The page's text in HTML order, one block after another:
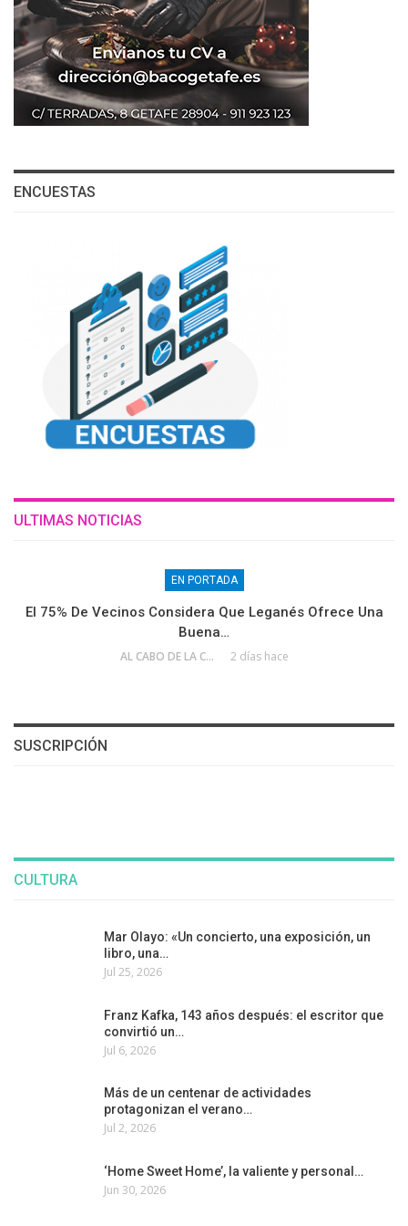
ENCUESTAS
ULTIMAS NOTICIAS
EN PORTADA
El 75% De Vecinos Considera Que Leganés Ofrece Una
Buena…
AL CABO DE LA CALLE 2 días hace
SUSCRIPCIÓN
CULTURA
Mar Olayo: «Un concierto, una exposición, un
libro, una…
Jul 25, 2026
Franz Kafka, 143 años después: el escritor que
convirtió un…
Jul 6, 2026
Más de un centenar de actividades
protagonizan el verano…
Jul 2, 2026
‘Home Sweet Home’, la valiente y personal…
Jun 30, 2026